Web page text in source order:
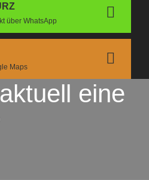
über WhatsApp
Maps
eine